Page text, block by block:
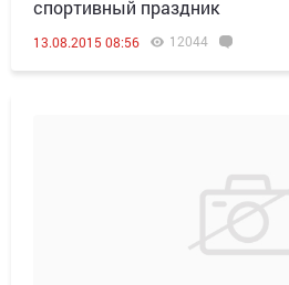
спортивный праздник
13.08.2015 08:56 12044